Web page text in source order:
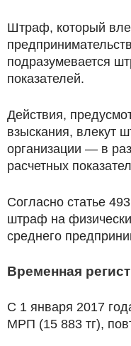
Штраф, который
подразумевается
показателей.
Действия,
взыскания, влекут
организации — в
расчетных
Согласно статье
штраф на
среднего
Временная
С 1 января 2017
МРП (15 883 тг),